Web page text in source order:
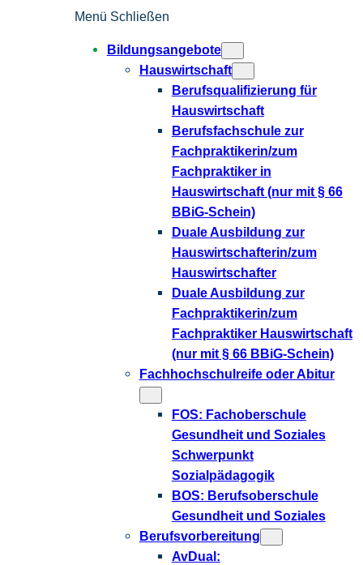
Menü Schließen
Bildungsangebote
Hauswirtschaft
Berufsqualifizierung für
Hauswirtschaft
Berufsfachschule zur
Fachpraktikerin/zum
Fachpraktiker in
Hauswirtschaft (nur mit § 66
BBiG-Schein)
Duale Ausbildung zur
Hauswirtschafterin/zum
Hauswirtschafter
Duale Ausbildung zur
Fachpraktikerin/zum
Fachpraktiker Hauswirtschaft
(nur mit § 66 BBiG-Schein)
Fachhochschulreife oder Abitur
FOS: Fachoberschule
Gesundheit und Soziales
Schwerpunkt
Sozialpädagogik
BOS: Berufsoberschule
Gesundheit und Soziales
Berufsvorbereitung
AvDual: